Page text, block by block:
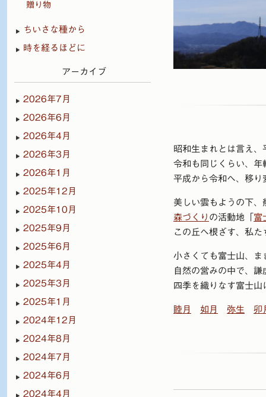
昭和生まれとは言え
令和も同じくらい、年
平成から令和へ、移り
美しい雲もようの下
森づくり の活動地「 富
この丘へ根ざす、私た
小さくても富士山、ま
自然の営みの中で、
四季を織りなす富士
睦月 如月 弥生 卯
贈り物
ちいさな種から
時を経るほどに
アーカイブ
2026年7月
2026年6月
2026年4月
2026年3月
2026年1月
2025年12月
2025年10月
2025年9月
2025年6月
2025年4月
2025年3月
2025年1月
2024年12月
2024年8月
2024年7月
2024年6月
2024年4月